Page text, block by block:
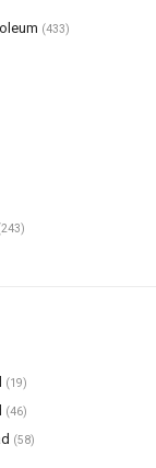
(433)
(19)
(46)
(58)